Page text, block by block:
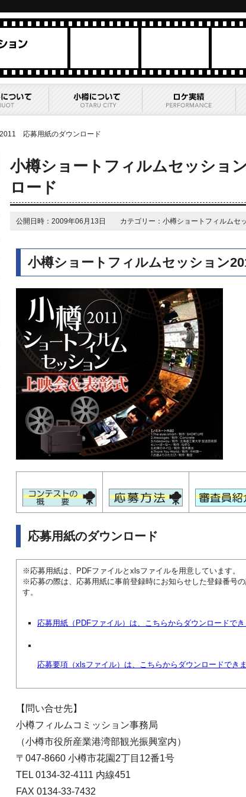
応募用紙のダウンロード
小樽ショートフィルムセッショ
ロード
公開日時：2009年06月13日 カテゴリー：小樽ショートフィルムセ
小樽ショートフィルムセッション
応募用紙のダウンロード
※応募用紙は、PDFファイルとxlsファイルを用意しています。
※応募の際は、応募用紙に事前登録時にお知らせした登録番号
す。
応募用紙（PDFファイル）は、こちらからダウンロードでき
応募要項（xlsファイル）は、こちらからダウンロードできま
【問い合せ先】
小樽フィルムコミッション事務局
（小樽市役所産業港湾部観光振興室内）
〒047-8660 小樽市花園2丁目12番1号
TEL 0134-32-4111 内線451
FAX 0134-33-7432